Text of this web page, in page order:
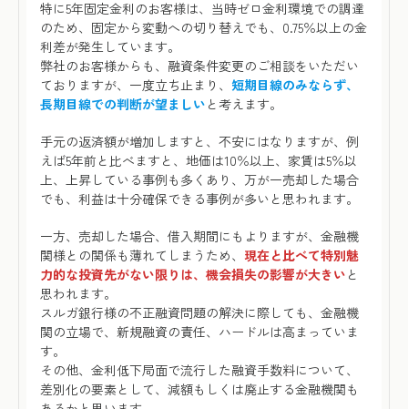
特に5年固定金利のお客様は、当時ゼロ金利環境での調達
のため、固定から変動への切り替えでも、0.75％以上の金
利差が発生しています。
弊社のお客様からも、融資条件変更のご相談をいただい
ておりますが、一度立ち止まり、 短期目線のみならず、
長期目線での判断が望ましい と考えます。
手元の返済額が増加しますと、不安にはなりますが、例
えば5年前と比べますと、地価は10％以上、家賃は5％以
上、上昇している事例も多くあり、万が一売却した場合
でも、利益は十分確保できる事例が多いと思われます。
一方、売却した場合、借入期間にもよりますが、金融機
関様との関係も薄れてしまうため、 現在と比べて特別魅
力的な投資先がない限りは、機会損失の影響が大きい と
思われます。
スルガ銀行様の不正融資問題の解決に際しても、金融機
関の立場で、新規融資の責任、ハードルは高まっていま
す。
その他、金利低下局面で流行した融資手数料について、
差別化の要素として、減額もしくは廃止する金融機関も